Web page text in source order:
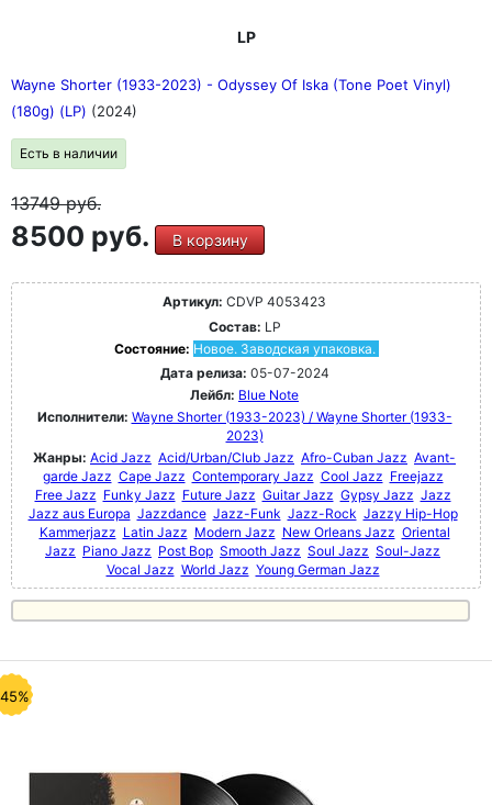
LP
Wayne Shorter (1933-2023) - Odyssey Of Iska (Tone Poet Vinyl)
(180g) (LP) (2024)
Есть в наличии
13749руб.
8500 руб. В корзину
Артикул: CDVP 4053423
Состав: LP
Состояние: Новое. Заводская упаковка.
Дата релиза: 05-07-2024
Лейбл: Blue Note
Исполнители: Wayne Shorter (1933-2023) / Wayne Shorter (1933-
2023)
Жанры: Acid Jazz Acid/Urban/Club Jazz Afro-Cuban Jazz Avant-
garde Jazz Cape Jazz Contemporary Jazz Cool Jazz Freejazz
Free Jazz Funky Jazz Future Jazz Guitar Jazz Gypsy Jazz Jazz
Jazz aus Europa Jazzdance Jazz-Funk Jazz-Rock Jazzy Hip-Hop
Kammerjazz Latin Jazz Modern Jazz New Orleans Jazz Oriental
Jazz Piano Jazz Post Bop Smooth Jazz Soul Jazz Soul-Jazz
Vocal Jazz World Jazz Young German Jazz